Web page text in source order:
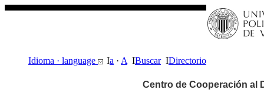
Idioma · language Ia · A IBuscarIDirectorio
Centro de Cooperación al